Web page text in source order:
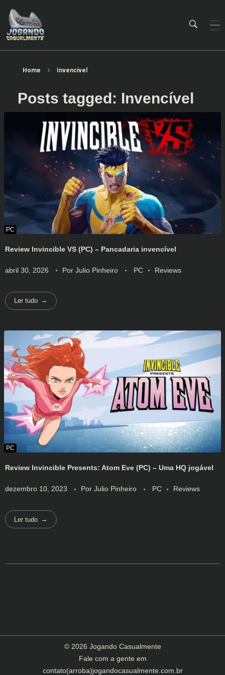
Home Invencível
Posts tagged: Invencível
Review Invincible VS (PC) – Pancadaria invencível
abril 30, 2026 Por Julio Pinheiro PC Reviews
Ler tudo
Review Invincible Presents: Atom Eve (PC) – Uma HQ jogável
dezembro 10, 2023 Por Julio Pinheiro PC Reviews
Ler tudo
© 2026 Jogando Casualmente
Fale com a gente em
contato(arroba)jogandocasualmente.com.br